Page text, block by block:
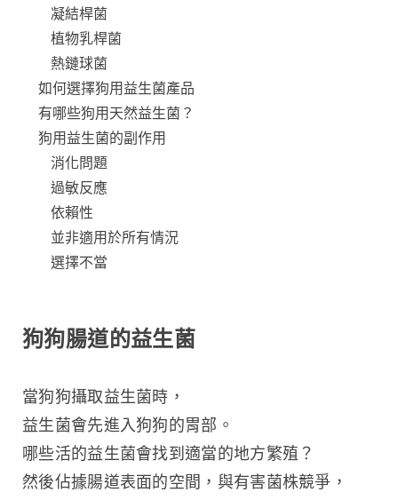
凝結桿菌
植物乳桿菌
熱鏈球菌
如何選擇狗用益生菌產品
有哪些狗用天然益生菌？
狗用益生菌的副作用
消化問題
過敏反應
依賴性
並非適用於所有情況
選擇不當
狗狗腸道的益生菌
當狗狗攝取益生菌時，
益生菌會先進入狗狗的胃部。
哪些活的益生菌會找到適當的地方繁殖？
然後佔據腸道表面的空間，與有害菌株競爭，